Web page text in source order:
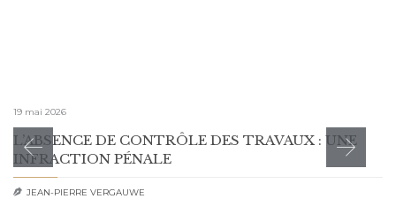
19 mai 2026
L’ABSENCE DE CONTRÔLE DES TRAVAUX : UNE
INFRACTION PÉNALE
 JEAN-PIERRE VERGAUWE